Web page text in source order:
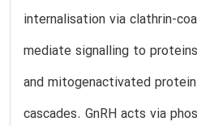
internalisation via clathrin-
mediate signalling to
and mitogenactivated
cascades. GnRH acts via